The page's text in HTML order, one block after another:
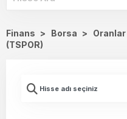
Finans > Borsa > Oranlar
(TSPOR)